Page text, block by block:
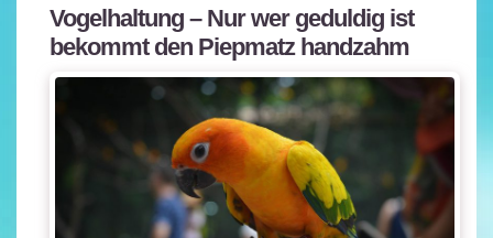
Vogelhaltung – Nur wer geduldig ist
bekommt den Piepmatz handzahm